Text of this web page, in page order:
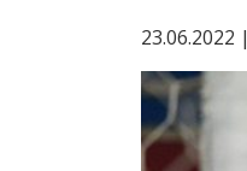
23.06.2022 |